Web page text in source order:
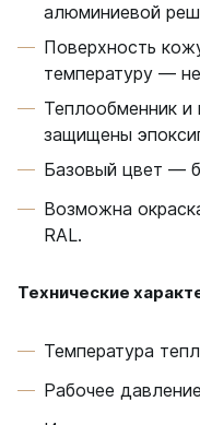
алюминиевой
Поверхность
температуру —
Теплообменник и
защищены
Базовый цвет —
Возможна
RAL.
Технические
Температура
Рабочее